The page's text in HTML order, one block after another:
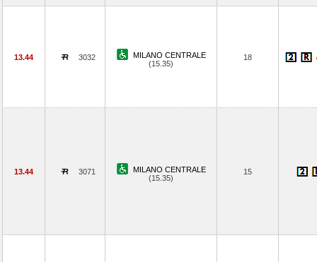
13.44 3032
MILANO CENTRALE
(15.35)
18
13.44 3071
MILANO CENTRALE
(15.35)
15